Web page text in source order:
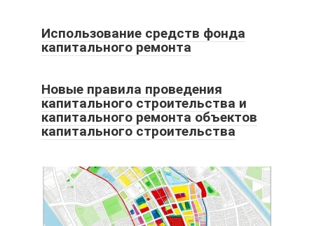
Использование средств фонда
капитального ремонта
Новые правила проведения
капитального строительства и
капитального ремонта объектов
капитального строительства